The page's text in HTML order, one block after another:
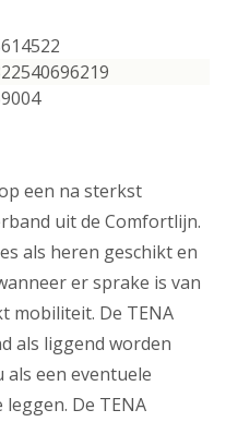
een na sterkst
uit de Comfortlijn.
als heren geschikt en
er sprake is van
mobiliteit. De TENA
als liggend worden
een eventuele
De TENA